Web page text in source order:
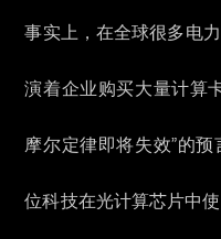
事实上，在全球很多电
演着企业购买大量计算
摩尔定律即将失效”的
位科技在光计算芯片中